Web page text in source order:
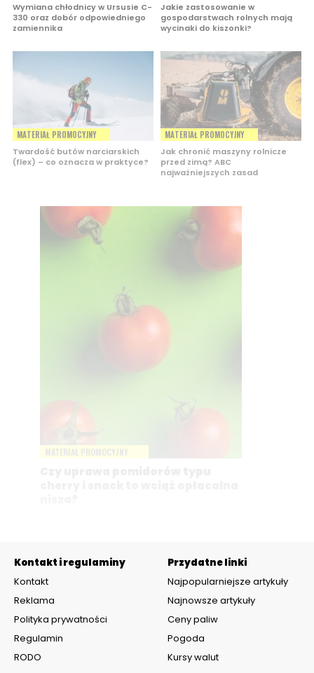
Wymiana chłodnicy w Ursusie C-
330 oraz dobór odpowiedniego
zamiennika
Jakie zastosowanie w
gospodarstwach rolnych mają
wycinaki do kiszonki?
MATERIAŁ PROMOCYJNY
Twardość butów narciarskich
(flex) – co oznacza w praktyce?
MATERIAŁ PROMOCYJNY
Jak chronić maszyny rolnicze
przed zimą? ABC
najważniejszych zasad
Kontakt i regulaminy
Kontakt
Reklama
Polityka prywatności
Regulamin
RODO
Przydatne linki
Najpopularniejsze artykuły
Najnowsze artykuły
Ceny paliw
Pogoda
Kursy walut